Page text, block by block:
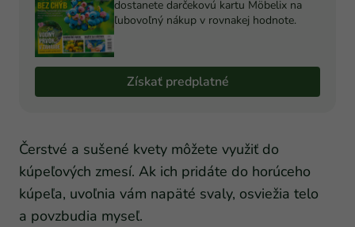
dostanete darčekovú kartu Möbelix na
ľubovoľný nákup v rovnakej hodnote.
Získať predplatné
Čerstvé a sušené kvety môžete využiť do
kúpeľových zmesí. Ak ich pridáte do horúceho
kúpeľa, uvoľnia vám napäté svaly, osviežia telo
a povzbudia myseľ.